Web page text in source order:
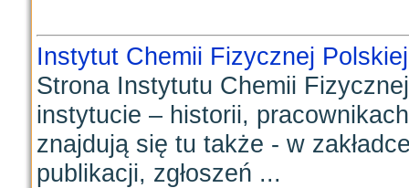
Instytut Chemii Fizycznej
Strona Instytutu Chemii
instytucie – historii,
znajdują się tu także - w
publikacji, zgłoszeń ...